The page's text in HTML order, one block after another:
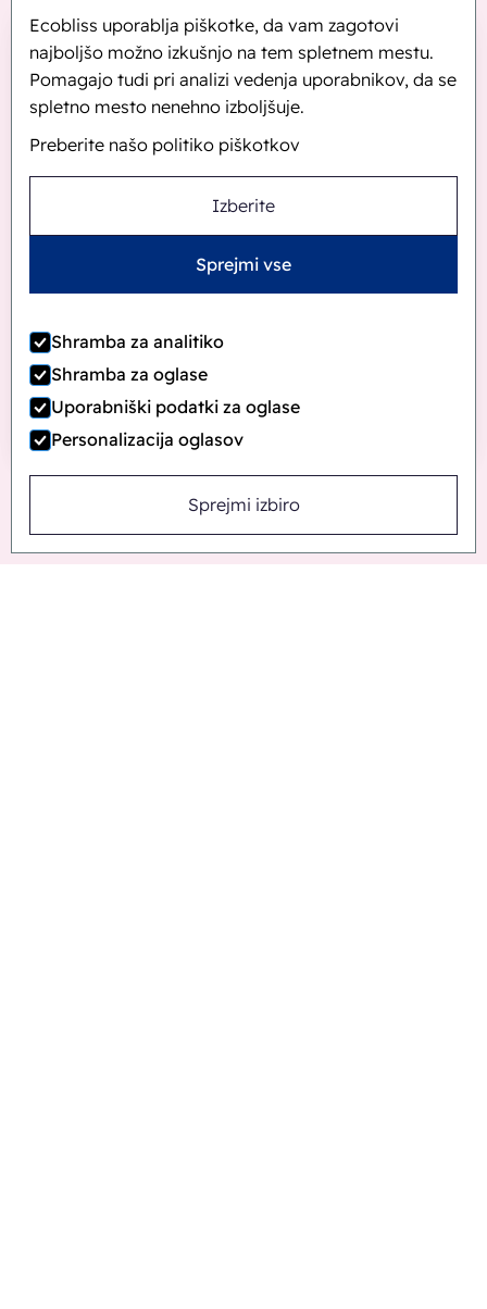
Ecobliss uporablja piškotke, da vam zagotovi
najboljšo možno izkušnjo na tem spletnem mestu.
Pomagajo tudi pri analizi vedenja uporabnikov, da se
spletno mesto nenehno izboljšuje.
Preberite našo politiko piškotkov
Izberite
Sprejmi vse
Shramba za analitiko
Shramba za oglase
Uporabniški podatki za oglase
Personalizacija oglasov
Sprejmi izbiro